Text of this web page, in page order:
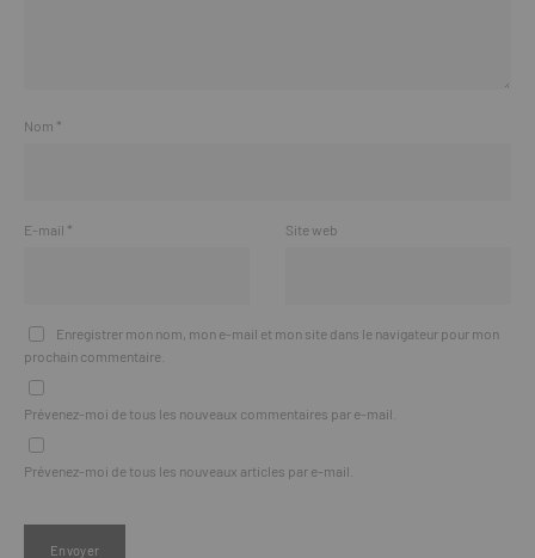
Nom *
E-mail * Site web
Enregistrer mon nom, mon e-mail et mon site dans le navigateur pour mon
prochain commentaire.
Prévenez-moi de tous les nouveaux commentaires par e-mail.
Prévenez-moi de tous les nouveaux articles par e-mail.